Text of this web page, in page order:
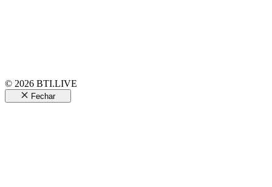
© 2026 BTI.LIVE
Fechar